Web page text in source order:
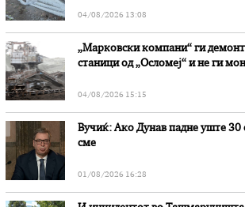
04/08/2026 13:08
„Марковски компани“ ги
станици од „Осломеј“ и не ги
04/08/2026 15:15
Вучиќ: Ако Дунав падне уште 30
сме
01/08/2026 16:28